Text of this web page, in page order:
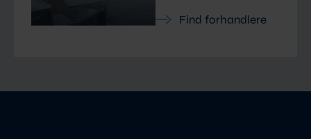
Find forhandlere